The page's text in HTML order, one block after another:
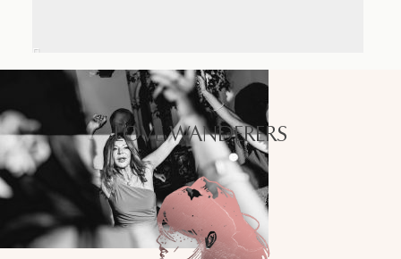
LOVE WANDERERS